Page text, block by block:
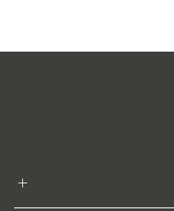
יחסי צבא-חברה,
ושיטות למחקר בארגונים.
יכולות, סיפוק
וכישרונות. בתחום זה